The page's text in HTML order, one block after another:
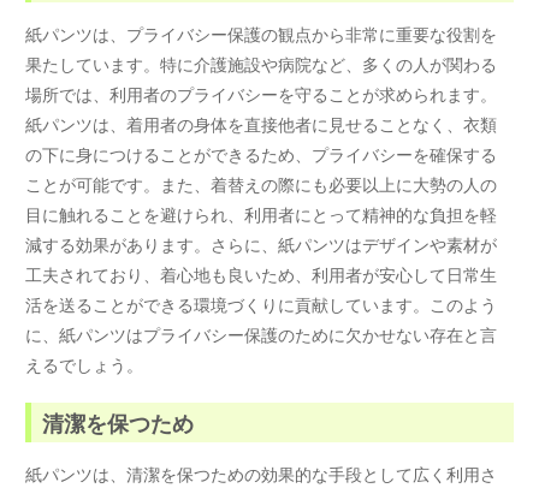
紙パンツは、プライバシー保護の観点から非常に重要な役割を
果たしています。特に介護施設や病院など、多くの人が関わる
場所では、利用者のプライバシーを守ることが求められます。
紙パンツは、着用者の身体を直接他者に見せることなく、衣類
の下に身につけることができるため、プライバシーを確保する
ことが可能です。また、着替えの際にも必要以上に大勢の人の
目に触れることを避けられ、利用者にとって精神的な負担を軽
減する効果があります。さらに、紙パンツはデザインや素材が
工夫されており、着心地も良いため、利用者が安心して日常生
活を送ることができる環境づくりに貢献しています。このよう
に、紙パンツはプライバシー保護のために欠かせない存在と言
えるでしょう。
清潔を保つため
紙パンツは、清潔を保つための効果的な手段として広く利用さ